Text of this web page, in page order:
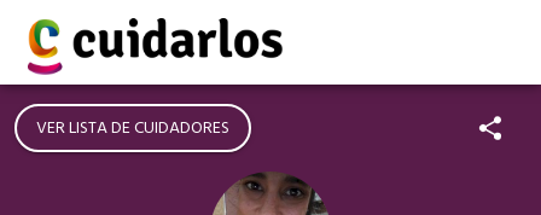
VER LISTA DE CUIDADORES